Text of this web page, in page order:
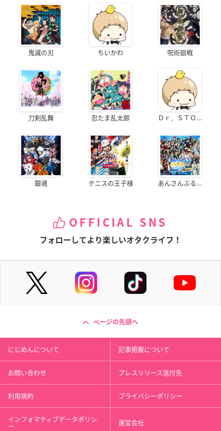
鬼滅の刃 ちいかわ 呪術廻戦
刀剣乱舞 忍たま乱太郎 Ｄｒ．ＳＴＯ...
銀魂 テニスの王子様 あんさんぶる...
OFFICIAL SNS
フォローしてより楽しいオタクライフ！
ページの先頭へ
にじめんについて 記事掲載について
お問い合わせ プレスリリース送付先
利用規約 プライバシーポリシー
インフォマティブデータポリシ
ー 運営会社